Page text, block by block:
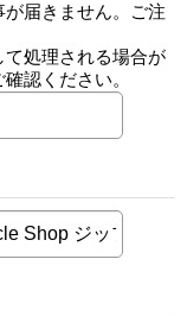
届きません。ご注
て処理される場合が
認ください。